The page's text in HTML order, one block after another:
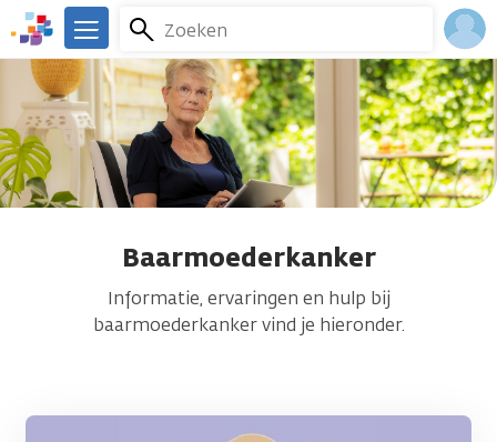
Overslaan
en
naar
inhoud
gaan
We
zijn
er
voor
je.
Kanker.nl
Zoeken
Menu
Baarmoederkanker
Informatie, ervaringen en hulp bij
baarmoederkanker vind je hieronder.
Afbeelding